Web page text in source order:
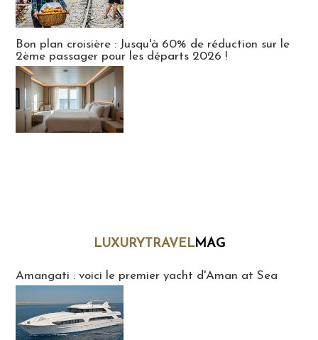
Bon plan croisière : Jusqu'à 60% de réduction sur le
2ème passager pour les départs 2026 !
LUXURYTRAVELMAG
Amangati : voici le premier yacht d'Aman at Sea